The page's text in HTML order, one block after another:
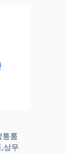
통룸
상무